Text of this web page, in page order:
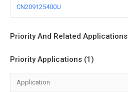
CN209125400U
Priority And Related Applications
Priority Applications (1)
Application